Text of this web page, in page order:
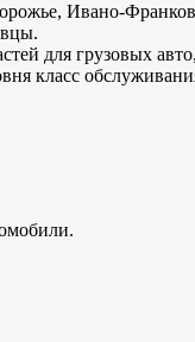
Ивано-
для грузовых
класс